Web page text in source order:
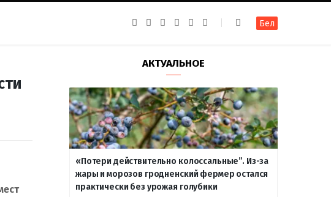
k
a
g
a
m
g
r
a
m
u
b
т
е
Бел
АКТУАЛЬНОЕ
«Потери действительно колоссальные”. Из-за
жары и морозов гродненский фермер остался
практически без урожая голубики